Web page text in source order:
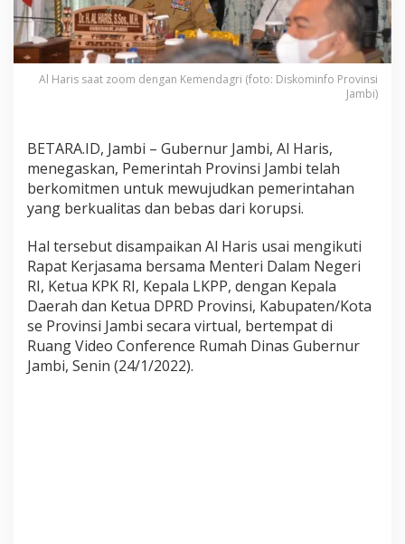
n
W
u
u
n
P
e
m
e
i
n
t
a
h
B
e
r
Al Haris saat zoom dengan Kemendagri (foto: Diskominfo Provinsi
Jambi)
BETARA.ID, Jambi – Gubernur Jambi, Al Haris,
menegaskan, Pemerintah Provinsi Jambi telah
berkomitmen untuk mewujudkan pemerintahan
yang berkualitas dan bebas dari korupsi.
Hal tersebut disampaikan Al Haris usai mengikuti
Rapat Kerjasama bersama Menteri Dalam Negeri
RI, Ketua KPK RI, Kepala LKPP, dengan Kepala
Daerah dan Ketua DPRD Provinsi, Kabupaten/Kota
se Provinsi Jambi secara virtual, bertempat di
Ruang Video Conference Rumah Dinas Gubernur
Jambi, Senin (24/1/2022).